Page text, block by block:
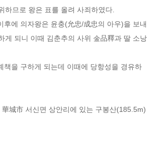
므로 왕은 표를 올려 사죄하였다.
에 의자왕은 윤충(允忠/成忠의 아우)을 보내
게 되니 이때 김춘추의 사위 金品釋과 딸 소낭
을 구하게 되는데 이때에 당항성을 경유하
城市 서신면 상안리에 있는 구봉산(185.5m)